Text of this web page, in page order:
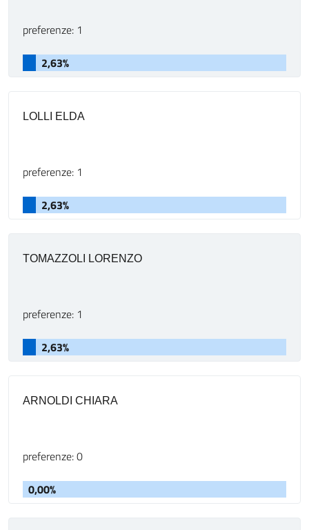
preferenze: 1
2,63%
LOLLI ELDA
preferenze: 1
2,63%
TOMAZZOLI LORENZO
preferenze: 1
2,63%
ARNOLDI CHIARA
preferenze: 0
0,00%